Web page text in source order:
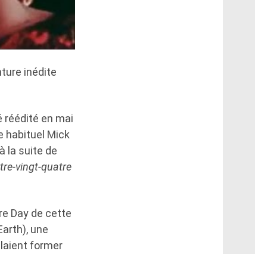
inédite
réédité en mai
habituel Mick
la suite de
vingt-quatre
Day de cette
une
former